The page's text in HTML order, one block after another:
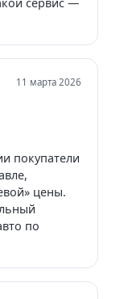
11 марта 2026
покупатели
цены.
по